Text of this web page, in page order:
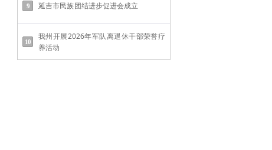
延吉市民族团结进步促进会成立
我州开展2026年军队离退休干部荣誉疗
养活动